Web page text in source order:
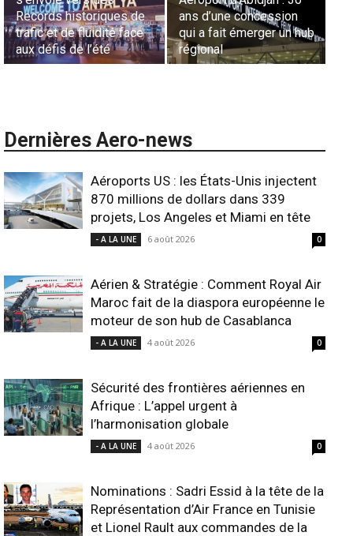
aériennes en Afrique :
L’appel urgent à
l’harmonisation globale
Lionel Rault aux
commandes de la région
ANSCO
Dernières Aero-news
Aéroports US : les États-Unis injectent
870 millions de dollars dans 339
projets, Los Angeles et Miami en tête
- A LA UNE 6 août 2026 0
Aérien & Stratégie : Comment Royal Air
Maroc fait de la diaspora européenne le
moteur de son hub de Casablanca
- A LA UNE 4 août 2026 0
Sécurité des frontières aériennes en
Afrique : L’appel urgent à
l’harmonisation globale
- A LA UNE 4 août 2026 0
Nominations : Sadri Essid à la tête de la
Représentation d’Air France en Tunisie
et Lionel Rault aux commandes de la